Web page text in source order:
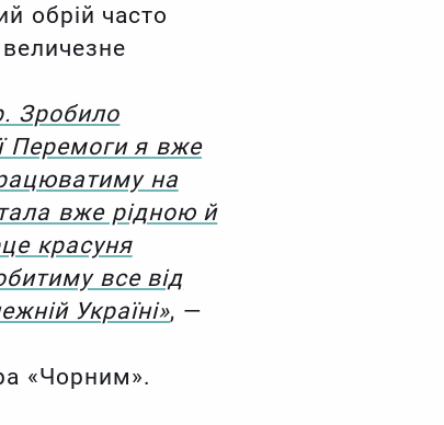
обрій часто
Зробило
Перемоги я вже
на
вже рідною й
красуня
все від
Україні», —
«Чорним».